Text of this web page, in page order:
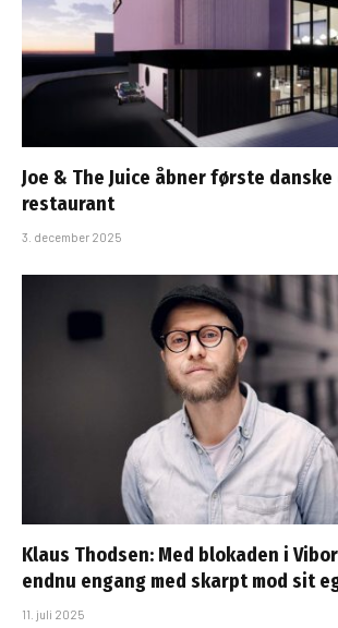
Joe & The Juice åbner første
restaurant
3. december 2025
Klaus Thodsen: Med blokaden i
endnu engang med skarpt mod sit
11. juli 2025